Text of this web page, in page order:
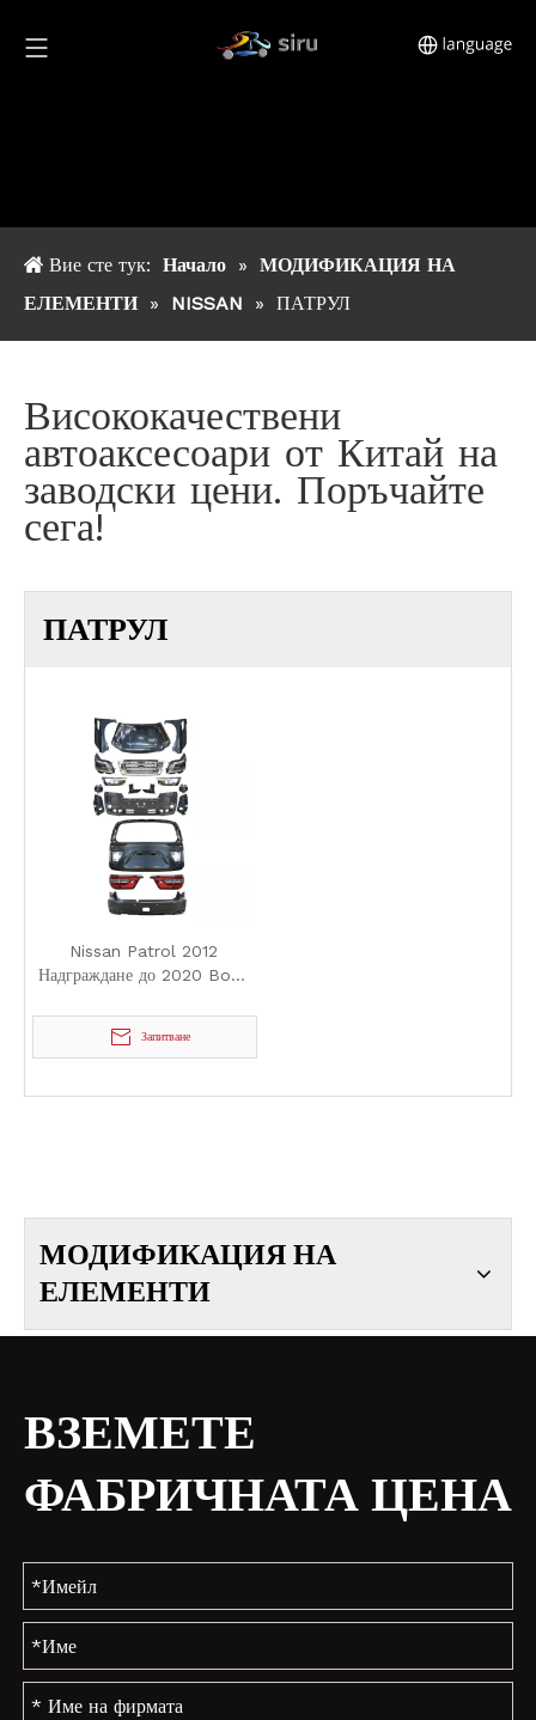
Вие сте тук: Начало » МОДИФИКАЦИЯ НА
ЕЛЕМЕНТИ » NISSAN » ПАТРУЛ
Висококачествени
автоаксесоари от Китай на
заводски цени. Поръчайте
сега!
ПАТРУЛ
Nissan Patrol 2012
Надграждане до 2020 Body
Запитване
МОДИФИКАЦИЯ НА
ЕЛЕМЕНТИ
ВЗЕМЕТЕ
ФАБРИЧНАТА ЦЕНА